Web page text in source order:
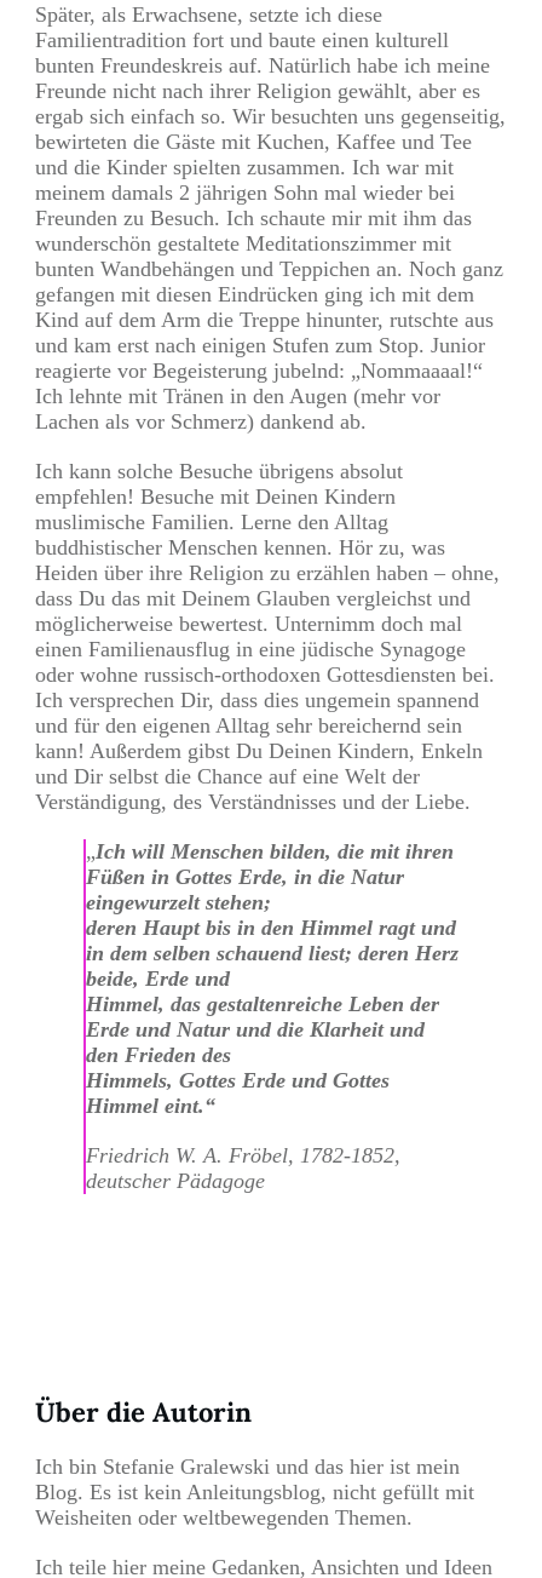
Später, als Erwachsene, setzte ich diese
Familientradition fort und baute einen kulturell
bunten Freundeskreis auf. Natürlich habe ich meine
Freunde nicht nach ihrer Religion gewählt, aber es
ergab sich einfach so. Wir besuchten uns gegenseitig,
bewirteten die Gäste mit Kuchen, Kaffee und Tee
und die Kinder spielten zusammen. Ich war mit
meinem damals 2 jährigen Sohn mal wieder bei
Freunden zu Besuch. Ich schaute mir mit ihm das
wunderschön gestaltete Meditationszimmer mit
bunten Wandbehängen und Teppichen an. Noch ganz
gefangen mit diesen Eindrücken ging ich mit dem
Kind auf dem Arm die Treppe hinunter, rutschte aus
und kam erst nach einigen Stufen zum Stop. Junior
reagierte vor Begeisterung jubelnd: „Nommaaaal!“
Ich lehnte mit Tränen in den Augen (mehr vor
Lachen als vor Schmerz) dankend ab.
Ich kann solche Besuche übrigens absolut
empfehlen! Besuche mit Deinen Kindern
muslimische Familien. Lerne den Alltag
buddhistischer Menschen kennen. Hör zu, was
Heiden über ihre Religion zu erzählen haben – ohne,
dass Du das mit Deinem Glauben vergleichst und
möglicherweise bewertest. Unternimm doch mal
einen Familienausflug in eine jüdische Synagoge
oder wohne russisch-orthodoxen Gottesdiensten bei.
Ich versprechen Dir, dass dies ungemein spannend
und für den eigenen Alltag sehr bereichernd sein
kann! Außerdem gibst Du Deinen Kindern, Enkeln
und Dir selbst die Chance auf eine Welt der
Verständigung, des Verständnisses und der Liebe.
„Ich will Menschen bilden, die mit ihren
Füßen in Gottes Erde, in die Natur
eingewurzelt stehen;
deren Haupt bis in den Himmel ragt und
in dem selben schauend liest; deren Herz
beide, Erde und
Himmel, das gestaltenreiche Leben der
Erde und Natur und die Klarheit und
den Frieden des
Himmels, Gottes Erde und Gottes
Himmel eint.“
Friedrich W. A. Fröbel, 1782-1852,
deutscher Pädagoge
Über die Autorin
Ich bin Stefanie Gralewski und das hier ist mein
Blog. Es ist kein Anleitungsblog, nicht gefüllt mit
Weisheiten oder weltbewegenden Themen.
Ich teile hier meine Gedanken, Ansichten und Ideen